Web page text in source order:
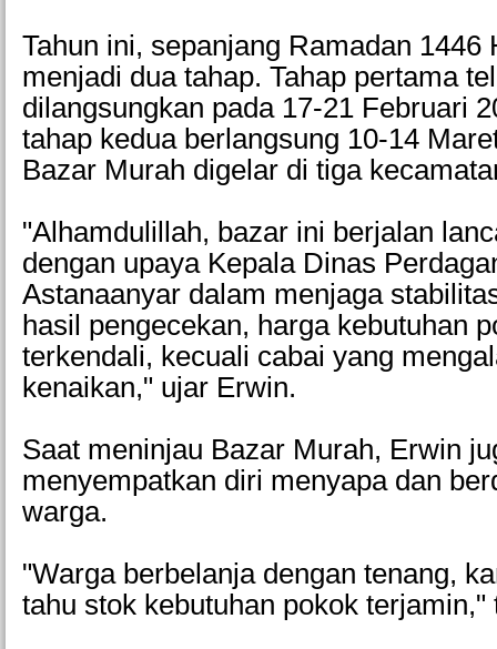
Tahun ini, sepanjang Ramadan 1446
menjadi dua tahap. Tahap pertama
dilangsungkan pada 17-21 Februari
tahap kedua berlangsung 10-14
Bazar Murah digelar di tiga
"Alhamdulillah, bazar ini berjalan
dengan upaya Kepala Dinas
Astanaanyar dalam menjaga
hasil pengecekan, harga kebutuhan
terkendali, kecuali cabai yang
kenaikan," ujar Erwin.
Saat meninjau Bazar Murah, Erwin
menyempatkan diri menyapa dan
warga.
"Warga berbelanja dengan tenang,
tahu stok kebutuhan pokok terjamin,"